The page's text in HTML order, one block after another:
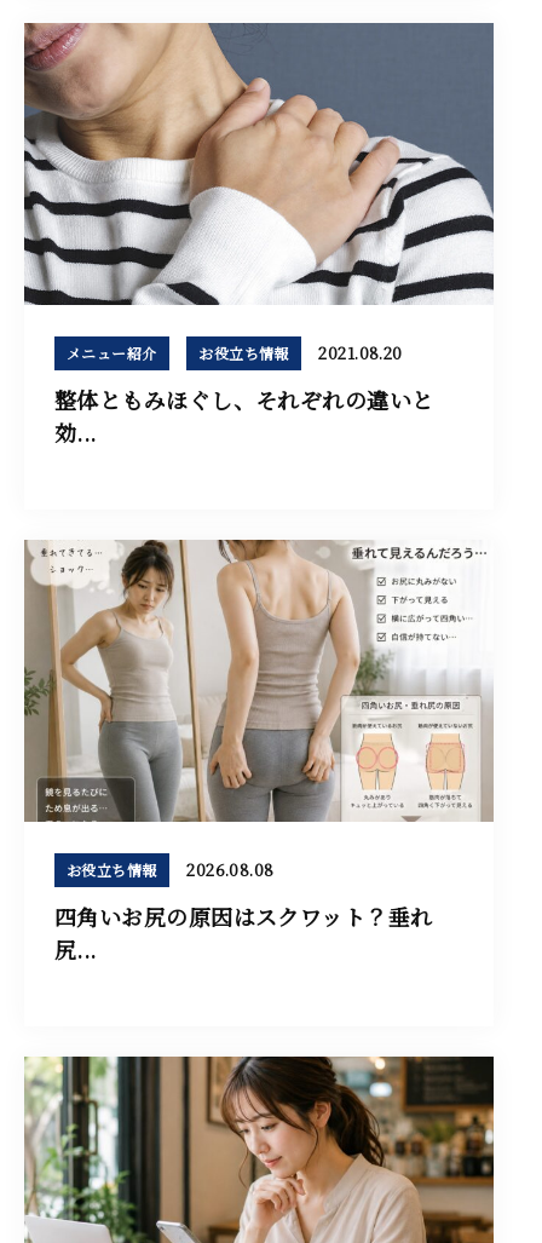
メニュー紹介 お役立ち情報 2021.08.20
整体ともみほぐし、それぞれの違いと
効...
お役立ち情報 2026.08.08
四角いお尻の原因はスクワット？垂れ
尻...